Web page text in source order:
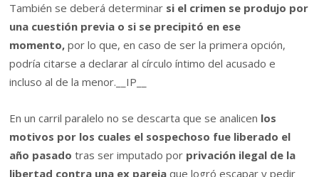
También se deberá determinar si el crimen se produjo por
una cuestión previa o si se precipitó en ese
momento, por lo que, en caso de ser la primera opción,
podría citarse a declarar al círculo íntimo del acusado e
incluso al de la menor. __IP__
En un carril paralelo no se descarta que se analicen los
motivos por los cuales el sospechoso fue liberado el
año pasado tras ser imputado por privación ilegal de la
libertad contra una ex pareja que logró escapar y pedir